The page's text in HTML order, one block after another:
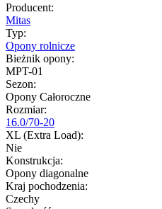
Producent:
Mitas
Typ:
Opony rolnicze
Bieżnik opony:
MPT-01
Sezon:
Opony Całoroczne
Rozmiar:
16.0/70-20
XL (Extra Load):
Nie
Konstrukcja:
Opony diagonalne
Kraj pochodzenia:
Czechy